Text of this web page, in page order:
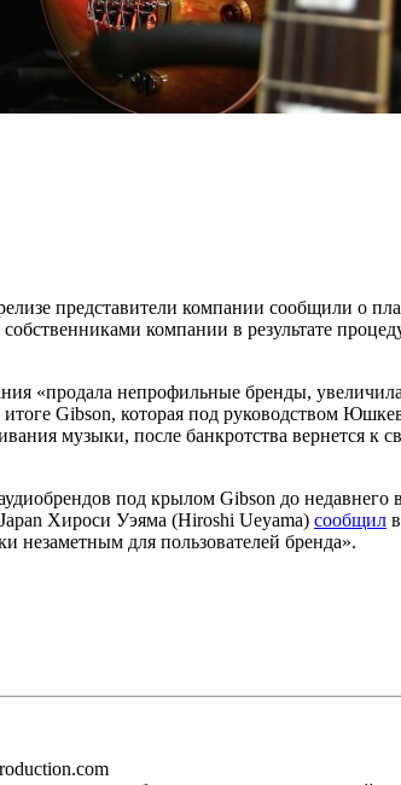
представители компании сообщили о
компании в результате
«продала непрофильные бренды,
Gibson, которая под руководством
музыки, после банкротства вернется к
под крылом Gibson до недавнего
Хироси Уэяма (Hiroshi Ueyama) сообщил
незаметным для пользователей бренда».